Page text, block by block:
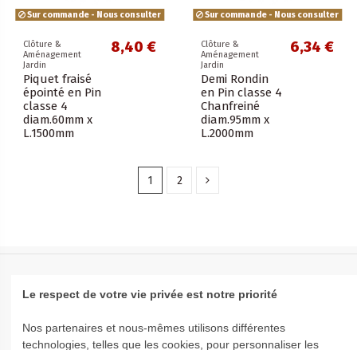
Sur commande - Nous consulter
Clôture &
Aménagement
Jardin
Piquet fraisé
épointé en Pin
classe 4
diam.60mm x
L.1500mm
8,40 €
Sur commande - Nous consulter
Clôture &
Aménagement
Jardin
Demi Rondin
en Pin classe 4
Chanfreiné
diam.95mm x
L.2000mm
6,34 €
1 2
AIDE & INFORMATION
Le respect de votre vie privée est notre priorité
Nos partenaires et nous-mêmes utilisons différentes
technologies, telles que les cookies, pour personnaliser les